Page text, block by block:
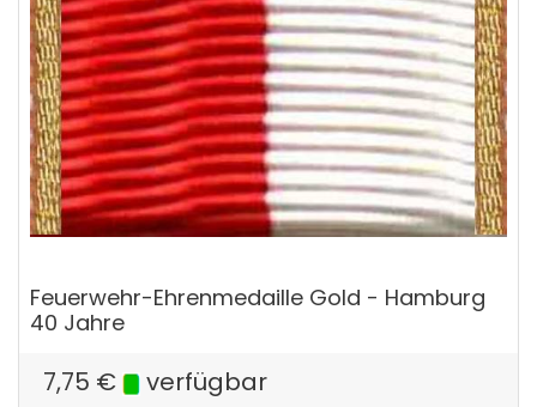
Feuerwehr-Ehrenmedaille Gold - Hamburg
40 Jahre
7,75 € verfügbar